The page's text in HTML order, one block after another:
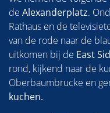
de Alexanderplatz.
Rathaus en de
van de rode naar de
uitkomen bij de East
rond, kijkend naar de
Oberbaumbrucke en
kuchen.